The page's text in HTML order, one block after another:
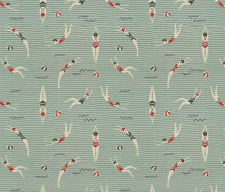
Obacht Vanilla Girls, jetzt
kommt die #mobwife
Ästhetik!
Sie fährt mit der lippenstiftroten Limousine vor, trägt
Goldschmuck, (Fake) Fur, Samt und Animal Prints: die